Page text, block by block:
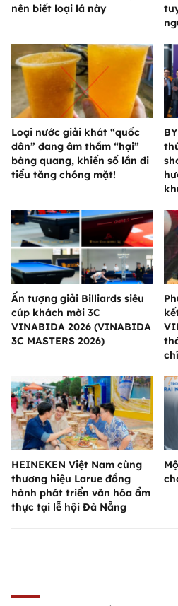
nên biết loại lá này
Loại nước giải khát “quốc
dân” đang âm thầm “hại”
bàng quang, khiến số lần đi
tiểu tăng chóng mặt!
Ấn tượng giải Billiards siêu
cúp khách mời 3C
VINABIDA 2026 (VINABIDA
3C MASTERS 2026)
HEINEKEN Việt Nam cùng
thương hiệu Larue đồng
hành phát triển văn hóa ẩm
thực tại lễ hội Đà Nẵng